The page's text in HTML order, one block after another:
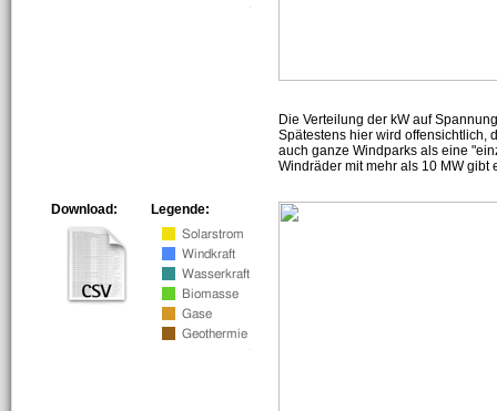
Die Verteilung der kW auf
Spätestens hier wird offensichtlich,
auch ganze Windparks als eine
Windräder mit mehr als 10 MW gibt
Legende:
Download: